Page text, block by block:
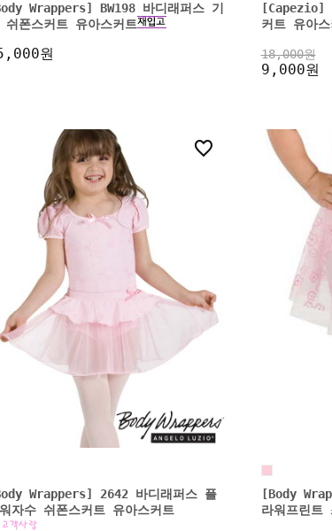
Wrappers] BW198 바디래퍼스 기
쉬폰스커트 유아스커트
원
[Capezio]
커트 유아스
18,000원
9,000원
Wrappers] 2642 바디래퍼스 플
자수 쉬폰스커트 유아스커트
[Body
라워프린트